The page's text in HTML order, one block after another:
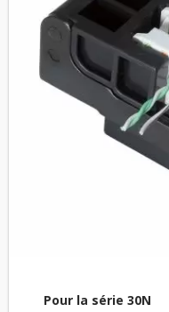
Pour la série 30N